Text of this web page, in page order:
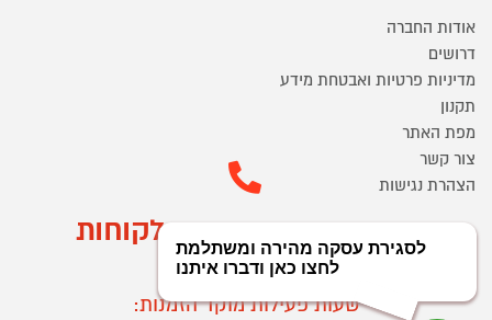
אודות החברה
דרושים
מדיניות פרטיות ואבטחת מידע
תקנון
מפת האתר
צור קשר
הצהרת נגישות
מוקד הזמנות ושירות לקוחות
03-9545370
שעות פעילות מוקד הזמנות: